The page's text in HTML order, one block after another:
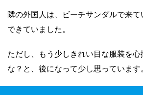
隣の外国人は、ビーチサンダルで来
できていました。
ただし、もう少しきれい目な服装を
な？と、後になって少し思っています